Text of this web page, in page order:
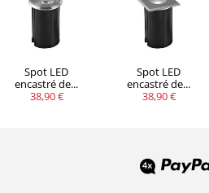
Spot LED
encastré de...
38,90 €
Spot LED
encastré de...
38,90 €